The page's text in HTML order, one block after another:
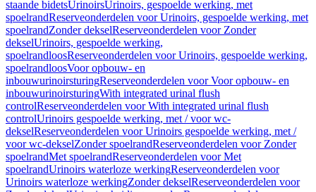
staande bidetsUrinoirsUrinoirs, gespoelde werking, met
spoelrandReserveonderdelen voor Urinoirs, gespoelde werking, met
spoelrandZonder dekselReserveonderdelen voor Zonder
dekselUrinoirs, gespoelde werking,
spoelrandloosReserveonderdelen voor Urinoirs, gespoelde werking,
spoelrandloosVoor opbouw- en
inbouwurinoirsturingReserveonderdelen voor Voor opbouw- en
inbouwurinoirsturingWith integrated urinal flush
controlReserveonderdelen voor With integrated urinal flush
controlUrinoirs gespoelde werking, met / voor wc-
dekselReserveonderdelen voor Urinoirs gespoelde werking, met /
voor wc-dekselZonder spoelrandReserveonderdelen voor Zonder
spoelrandMet spoelrandReserveonderdelen voor Met
spoelrandUrinoirs waterloze werkingReserveonderdelen voor
Urinoirs waterloze werkingZonder dekselReserveonderdelen voor